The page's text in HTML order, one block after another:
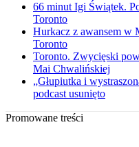
66 minut Igi Świątek.
Toronto
Hurkacz z awansem w
Toronto
Toronto. Zwycięski
Mai Chwalińskiej
„Głupiutka i
podcast usunięto
Promowane treści